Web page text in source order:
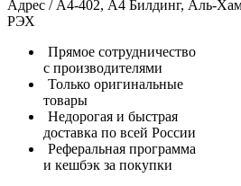
Адрес / А4-402, А4 Билдинг, Аль-
РЭХ
Прямое сотрудничество
с производителями
Только оригинальные
товары
Недорогая и быстрая
доставка по всей России
Реферальная программа
и кешбэк за покупки